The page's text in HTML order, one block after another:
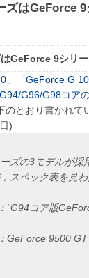
ズはGeForce
GeForce 9シリ
」「GeForce G
G96/G98コア
のとおり書かれて
)
ズの3モデルが採
スペック表を見わ
“G94コア版
GeForce 9500